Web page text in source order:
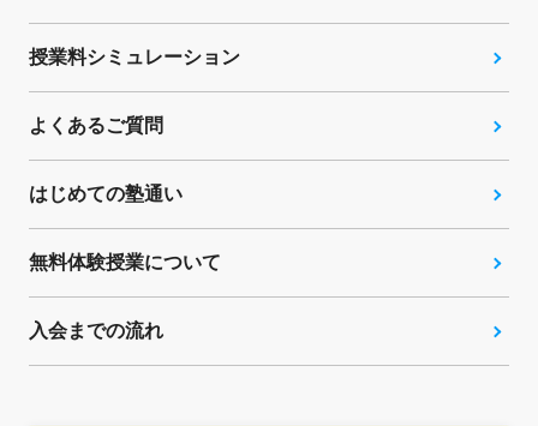
授業料シミュレーション
よくあるご質問
はじめての塾通い
無料体験授業について
入会までの流れ